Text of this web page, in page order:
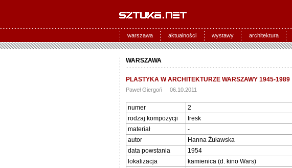
warszawa aktualności wystawy architektura
WARSZAWA
PLASTYKA W ARCHITEKTURZE WARSZAWY 1945-1989
Paweł Giergoń 06.10.2011
numer
2
rodzaj kompozycji
fresk
materiał
-
autor
Hanna Żuławska
data powstania
1954
lokalizacja
kamienica (d. kino Wars)